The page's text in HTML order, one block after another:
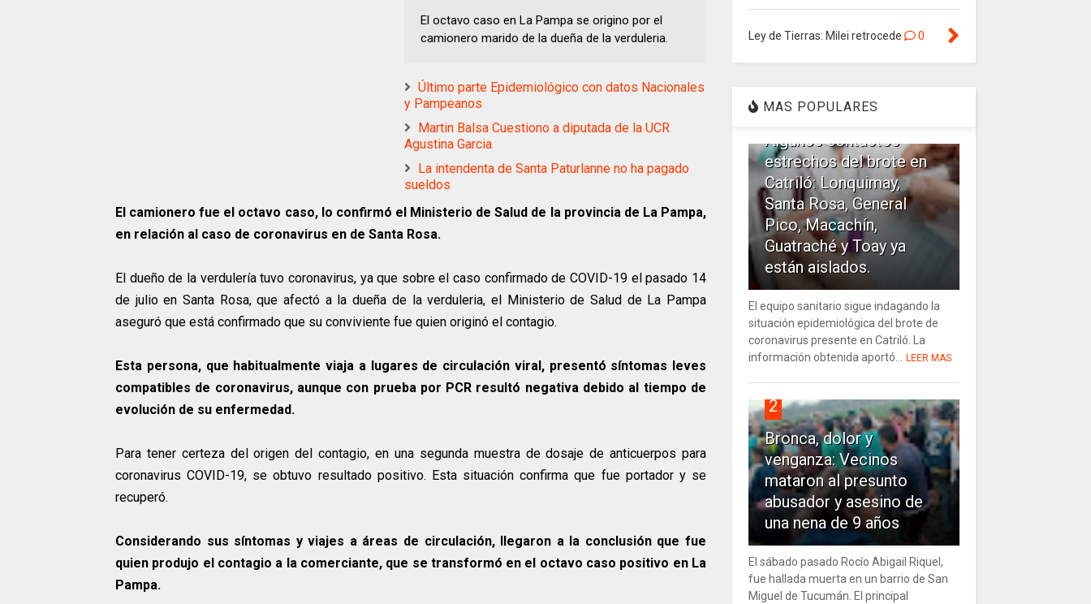
El octavo caso en La Pampa se origino por el
camionero marido de la dueña de la verduleria.
Último parte Epidemiológico con datos Nacionales
y Pampeanos
Martin Balsa Cuestiono a diputada de la UCR
Agustina Garcia
La intendenta de Santa Paturlanne no ha pagado
sueldos
El camionero fue el octavo caso, lo confirmó el Ministerio de Salud de la provincia de La Pampa,
en relación al caso de coronavirus en de Santa Rosa.
El dueño de la verdulería tuvo coronavirus, ya que sobre el caso confirmado de COVID-19 el pasado 14
de julio en Santa Rosa, que afectó a la dueña de la verduleria, el Ministerio de Salud de La Pampa
aseguró que está confirmado que su conviviente fue quien originó el contagio.
Esta persona, que habitualmente viaja a lugares de circulación viral, presentó síntomas leves
compatibles de coronavirus, aunque con prueba por PCR resultó negativa debido al tiempo de
evolución de su enfermedad.
Para tener certeza del origen del contagio, en una segunda muestra de dosaje de anticuerpos para
coronavirus COVID-19, se obtuvo resultado positivo. Esta situación confirma que fue portador y se
recuperó.
Considerando sus síntomas y viajes a áreas de circulación, llegaron a la conclusión que fue
quien produjo el contagio a la comerciante, que se transformó en el octavo caso positivo en La
Pampa.
Ley de Tierras: Milei retrocede 0
MAS POPULARES
1
Algunos contactos
estrechos del brote en
Catriló: Lonquimay,
Santa Rosa, General
Pico, Macachín,
Guatraché y Toay ya
están aislados.
El equipo sanitario sigue indagando la
situación epidemiológica del brote de
coronavirus presente en Catriló. La
información obtenida aportó... LEER MAS
2
Bronca, dolor y
venganza: Vecinos
mataron al presunto
abusador y asesino de
una nena de 9 años
El sábado pasado Rocío Abigail Riquel,
fue hallada muerta en un barrio de San
Miguel de Tucumán. El principal